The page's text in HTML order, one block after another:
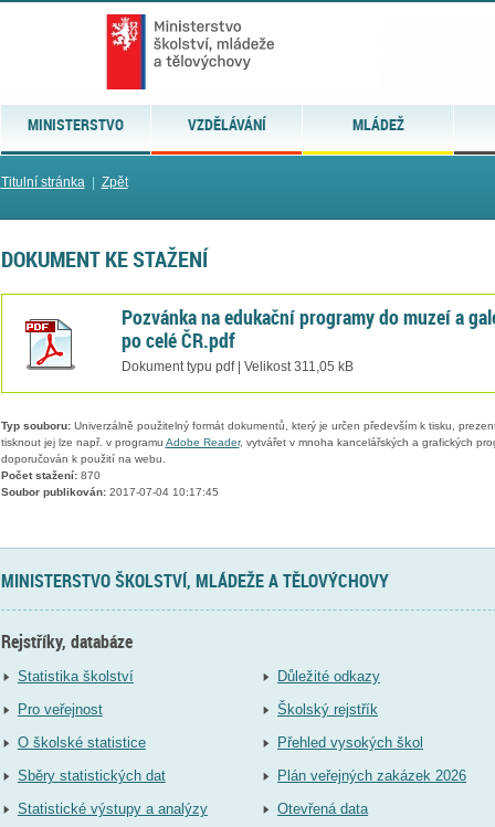
MINISTERSTVO VZDĚLÁVÁNÍ MLÁDEŽ
Titulní stránka| Zpět
DOKUMENT KE STAŽENÍ
Pozvánka na edukační programy do muzeí a
po celé ČR.pdf
Dokument typu pdf | Velikost 311,05 kB
Typ souboru:Univerzálně použitelný formát dokumentů, který je určen především k tisku,
tisknout jej lze např. v programu Adobe Reader, vytvářet v mnoha kancelářských a grafických
doporučován k použití na webu.
Počet stažení:870
Soubor publikován:2017-07-04 10:17:45
MINISTERSTVO ŠKOLSTVÍ, MLÁDEŽE A TĚLOVÝCHOVY
Rejstříky, databáze
Statistika školství
Pro veřejnost
O školské statistice
Sběry statistických dat
Statistické výstupy a analýzy
Důležité odkazy
Školský rejstřík
Přehled vysokých škol
Plán veřejných zakázek 2026
Otevřená data